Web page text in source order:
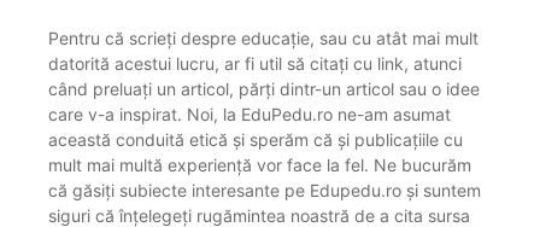
Pentru că scrieți despre educație, sau cu atât mai mult
datorită acestui lucru, ar fi util să citați cu link, atunci
când preluați un articol, părți dintr-un articol sau o idee
care v-a inspirat. Noi, la EduPedu.ro ne-am asumat
această conduită etică și sperăm că și publicațiile cu
mult mai multă experiență vor face la fel. Ne bucurăm
că găsiți subiecte interesante pe Edupedu.ro și suntem
siguri că înțelegeți rugămintea noastră de a cita sursa